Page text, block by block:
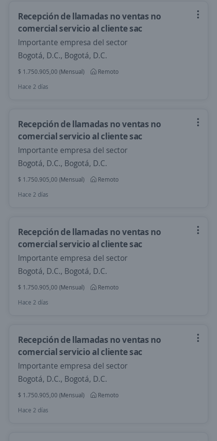
Recepción de llamadas no ventas no
comercial servicio al cliente sac
Importante empresa del sector
Bogotá, D.C., Bogotá, D.C.
$ 1.750.905,00 (Mensual)
Remoto
Hace 2 días
Recepción de llamadas no ventas no
comercial servicio al cliente sac
Importante empresa del sector
Bogotá, D.C., Bogotá, D.C.
$ 1.750.905,00 (Mensual)
Remoto
Hace 2 días
Recepción de llamadas no ventas no
comercial servicio al cliente sac
Importante empresa del sector
Bogotá, D.C., Bogotá, D.C.
$ 1.750.905,00 (Mensual)
Remoto
Hace 2 días
Recepción de llamadas no ventas no
comercial servicio al cliente sac
Importante empresa del sector
Bogotá, D.C., Bogotá, D.C.
$ 1.750.905,00 (Mensual)
Remoto
Hace 2 días